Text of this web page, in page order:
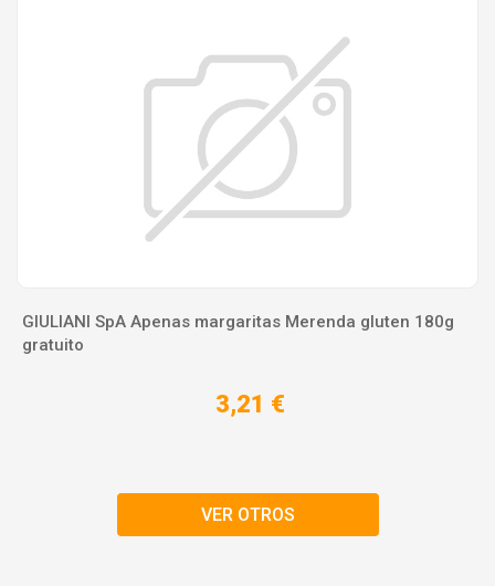
GIULIANI SpA Apenas margaritas Merenda gluten 180g
gratuito
3,21 €
VER OTROS